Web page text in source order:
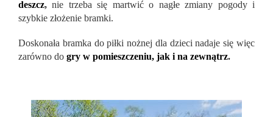
deszcz,nie trzeba się martwić o nagłe zmiany pogody i
szybkie złożenie bramki.
Doskonała bramka do piłki nożnej dla dzieci nadaje się więc
zarówno do gry w pomieszczeniu, jak i na zewnątrz.